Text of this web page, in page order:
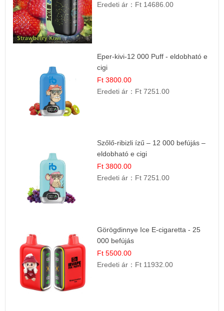
Eredeti ár： Ft 14686.00
Eper-kivi-12 000 Puff - eldobható e
cigi
Ft 3800.00
Eredeti ár： Ft 7251.00
Szőlő-ribizli ízű – 12 000 befújás –
eldobható e cigi
Ft 3800.00
Eredeti ár： Ft 7251.00
Görögdinnye Ice E-cigaretta - 25
000 befújás
Ft 5500.00
Eredeti ár： Ft 11932.00